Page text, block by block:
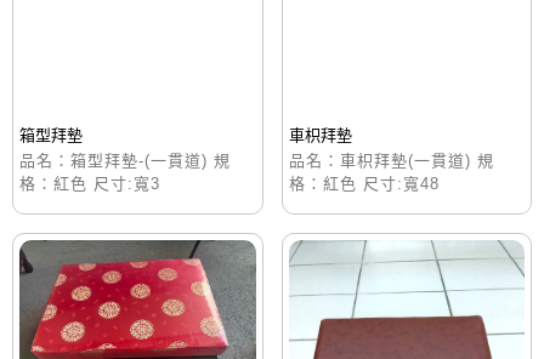
箱型拜墊
品名：箱型拜墊-(一貫道) 規
格：紅色 尺寸:寬3
車枳拜墊
品名：車枳拜墊(一貫道) 規
格：紅色 尺寸:寬48